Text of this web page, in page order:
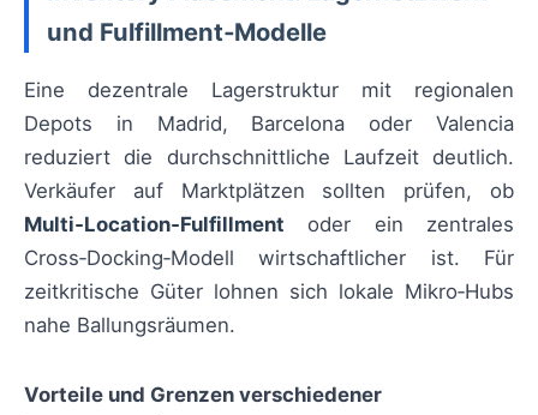
und Fulfillment‑Modelle
Eine dezentrale Lagerstruktur mit regionalen
Depots in Madrid, Barcelona oder Valencia
reduziert die durchschnittliche Laufzeit deutlich.
Verkäufer auf Marktplätzen sollten prüfen, ob
Multi‑Location‑Fulfillment oder ein zentrales
Cross‑Docking‑Modell wirtschaftlicher ist. Für
zeitkritische Güter lohnen sich lokale Mikro‑Hubs
nahe Ballungsräumen.
Vorteile und Grenzen verschiedener